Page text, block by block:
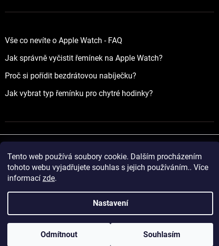
Tento web používá soubory cookie. Dalším procházením
tohoto webu vyjadřujete souhlas s jejich používáním.. Více
informací zde.
Nastavení
Odmítnout Souhlasím
Vše co nevíte o Apple Watch - FAQ
Jak správně vyčistit řemínek na Apple Watch?
Proč si pořídit bezdrátovou nabíječku?
Jak vybrat typ řemínku pro chytré hodinky?
Vytvořil Shoptet